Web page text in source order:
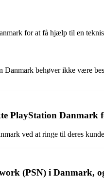
for at få hjælp til en
Danmark behøver ikke være
PlayStation Danmark
ved at ringe til deres
(PSN) i Danmark,